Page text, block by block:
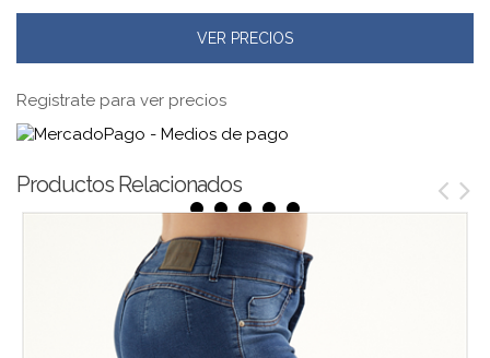
VER PRECIOS
Registrate para ver precios
Productos Relacionados